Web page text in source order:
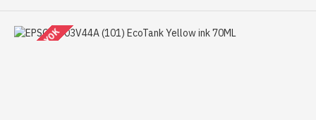
STOKTA YOK